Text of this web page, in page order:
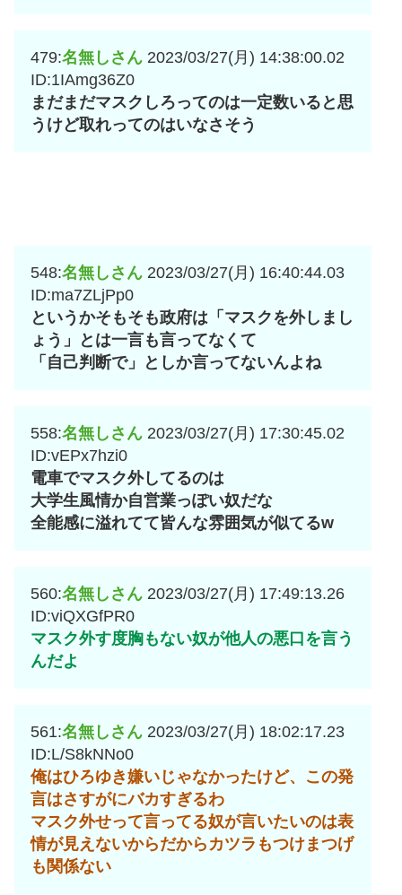
479:名無しさん 2023/03/27(月) 14:38:00.02
ID:1IAmg36Z0
まだまだマスクしろってのは一定数いると思
うけど取れってのはいなさそう
548:名無しさん 2023/03/27(月) 16:40:44.03
ID:ma7ZLjPp0
というかそもそも政府は「マスクを外しまし
ょう」とは一言も言ってなくて
「自己判断で」としか言ってないんよね
558:名無しさん 2023/03/27(月) 17:30:45.02
ID:vEPx7hzi0
電車でマスク外してるのは
大学生風情か自営業っぽい奴だな
全能感に溢れてて皆んな雰囲気が似てるw
560:名無しさん 2023/03/27(月) 17:49:13.26
ID:viQXGfPR0
マスク外す度胸もない奴が他人の悪口を言う
んだよ
561:名無しさん 2023/03/27(月) 18:02:17.23
ID:L/S8kNNo0
俺はひろゆき嫌いじゃなかったけど、この発
言はさすがにバカすぎるわ
マスク外せって言ってる奴が言いたいのは表
情が見えないからだからカツラもつけまつげ
も関係ない